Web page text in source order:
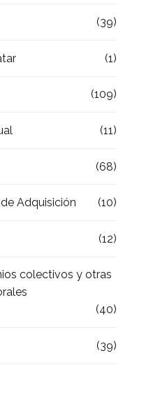
(39)
(1)
(109)
(11)
(68)
Adquisición (10)
(12)
colectivos y otras
(40)
(39)